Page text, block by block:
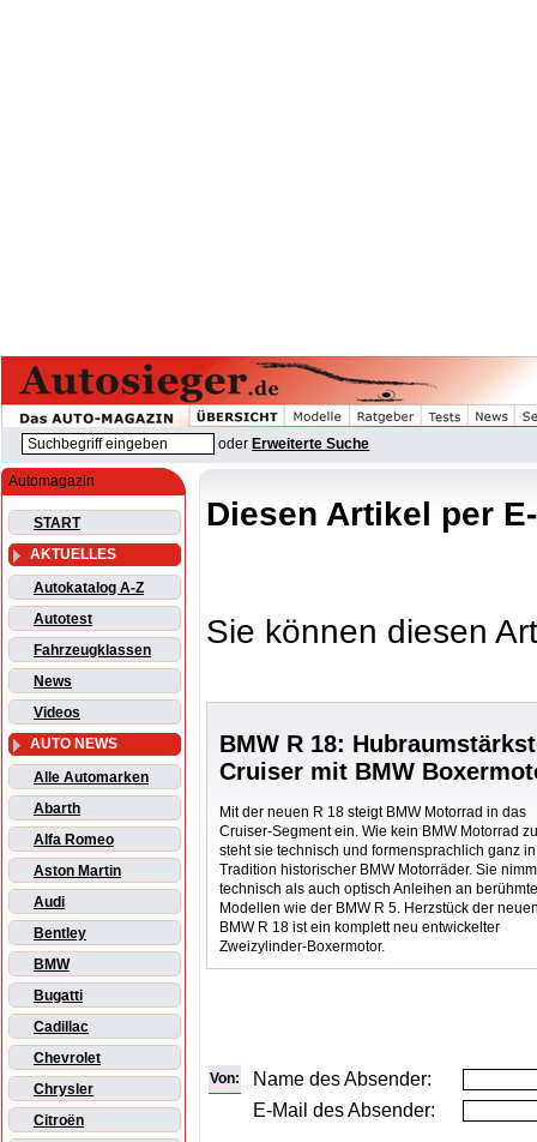
oder Erweiterte Suche
Automagazin
START
AKTUELLES
Autokatalog A-Z
Autotest
Fahrzeugklassen
News
Videos
AUTO NEWS
Alle Automarken
Abarth
Alfa Romeo
Aston Martin
Audi
Bentley
BMW
Bugatti
Cadillac
Chevrolet
Chrysler
Citroën
Diesen Artikel per
Sie können diesen
BMW R 18:
Cruiser mit BMW
Mit der neuen R 18 steigt BMW Motorrad in das
Cruiser-Segment ein. Wie kein BMW Motorrad
steht sie technisch und formensprachlich ganz
Tradition historischer BMW Motorräder. Sie
technisch als auch optisch Anleihen an
Modellen wie der BMW R 5. Herzstück der
BMW R 18 ist ein komplett neu entwickelter
Zweizylinder-Boxermotor.
Von:
Name des Absender:
E-Mail des Absender: